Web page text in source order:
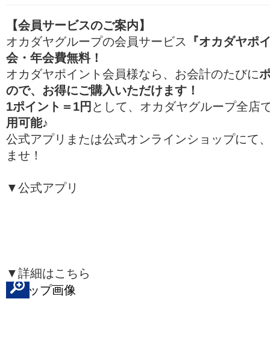
【会員サービスのご案内】
オカダヤグループの会員サービス
『オカダヤポ
会・年会費無料！
オカダヤポイント会員様なら、お会計のたびに
ので、お得にご購入いただけます！
1ポイント＝1円 として、オカダヤグループ全店
用可能♪
公式アプリまたは公式オンラインショップにて
ませ！
▼公式アプリ
▼詳細はこちら